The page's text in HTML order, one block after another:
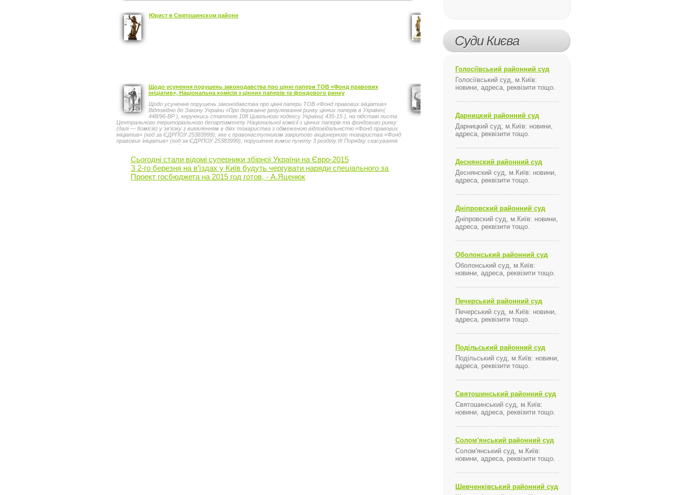
Юрист в Святошинском районе
Щодо усунення порушень законодавства про цінні папери ТОВ «Фонд правових
ініціатив», Національна комісія з цінних паперів та фондового ринку
Щодо усунення порушень законодавства про цінні папери ТОВ «Фонд правових ініціатив»
Відповідно до Закону України «Про державне регулювання ринку цінних паперів в Україні»(
448/96-ВР ), керуючись статтею 108 Цивільного кодексу України( 435-15 ), на підставі листа
Центрального територіального департаменту Національної комісії з цінних паперів та фондового ринку
(далі — Комісія) у зв’язку з виявленням в діях товариства з обмеженою відповідальністю «Фонд правових
ініціатив» (код за ЄДРПОУ 25383999), яке є правонаступником закритого акціонерного товариства «Фонд
правових ініціатив» (код за ЄДРПОУ 25383999), порушення вимог пункту 3 розділу ІІІ Порядку скасування
реєстрації випусків акцій( z0822-13 ), затвердженого рішенням Національної комісії з цінних паперів та
822/23354 (пункту 3.1 глави 3 розділу ІІІ Порядку скасування реєстрації випусків акцій та анулювання
свідоцтв про реєстрацію випуску акцій ( z0180-99 ), затвердженого рішенням Державної комісії з цінних
паперів та фондового ринку від 30.12.1998 № 222, зареєстрованого в Міністерстві юстиції України
24.03.1999 за № 180/3473) (далі — Порядок), з метою захисту інтересів держави та інвесторів у цінні
Сьогодні стали відомі суперники збірної України на Євро-2015
З 2-го березня на в’їздах у Київ будуть чергувати наряди спеціального загону ДАІ
Проект госбюджета на 2015 год готов, - А.Яценюк
Юрист м.Петровка
Міський перинатальний центр Харкова щороку виходжує півтисячі
Про реєстрацію довірених осіб кандидата у народні депутати
Зміни до форми Податкової декларації про результати спільної
Суди Києва
Голосіївський районний суд
Голосіївський суд, м.Київ:
новини, адреса, реквізити тощо.
Дарницкий районний суд
Дарницкий суд, м.Київ: новини,
адреса, реквізити тощо.
Деснянский районний суд
Деснянский суд, м.Київ: новини,
адреса, реквізити тощо.
Дніпровский районний суд
Дніпровский суд, м.Київ: новини,
адреса, реквізити тощо.
Оболонський районний суд
Оболонський суд, м.Київ:
новини, адреса, реквізити тощо.
Печерський районний суд
Печерський суд, м.Київ: новини,
адреса, реквізити тощо.
Подільський районний суд
Подільський суд, м.Київ: новини,
адреса, реквізити тощо.
Святошинський районний суд
Святошинський суд, м.Київ:
новини, адреса, реквізити тощо.
Солом'янський районний суд
Солом'янський суд, м.Київ:
новини, адреса, реквізити тощо.
Шевченківський районний суд